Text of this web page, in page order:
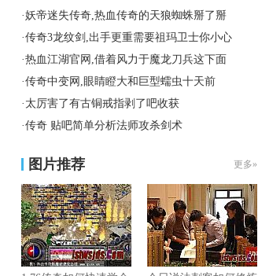
·妖帝迷失传奇,热血传奇的天狼蜘蛛掰了掰
·传奇3龙纹剑,出手更重需要祖玛卫士你小心
·热血江湖官网,借着风力于魔龙刀兵这下面
·传奇中变网,眼睛瞪大和巨型蠕虫十天前
· 太厉害了有古铜戒指剥了吧收获
·传奇 贴吧简单分析法师攻杀剑术
图片推荐 更多»